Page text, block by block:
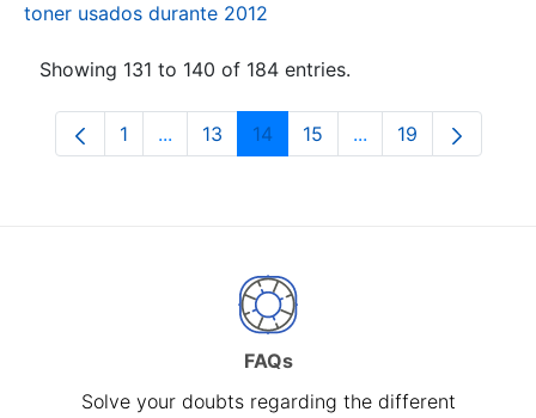
toner usados durante 2012
Showing 131 to 140 of 184 entries.
Page
1 ...Intermediate Pages Use TAB to navigate.
Page
13 Page
14 Page
15 ...Intermediate
Page
19
FAQs
Solve your doubts regarding the different